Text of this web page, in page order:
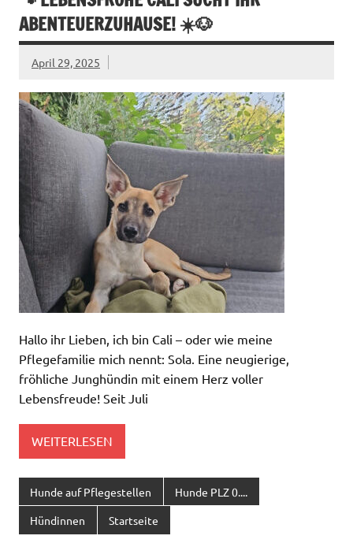
ABENTEUERZUHAUSE! ☀️🐶
April 29, 2025
Hallo ihr Lieben, ich bin Cali – oder wie meine
Pflegefamilie mich nennt: Sola. Eine neugierige,
fröhliche Junghündin mit einem Herz voller
Lebensfreude! Seit Juli
WEITERLESEN
Hunde auf Pflegestellen Hunde PLZ 0....
Hündinnen Startseite